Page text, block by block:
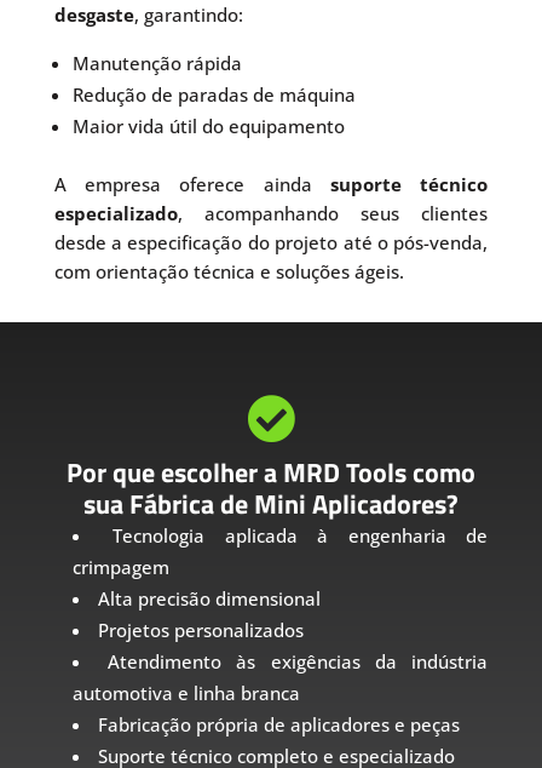
desgaste, garantindo:
Manutenção rápida
Redução de paradas de máquina
Maior vida útil do equipamento
A empresa oferece ainda suporte técnico
especializado, acompanhando seus clientes
desde a especificação do projeto até o pós-venda,
com orientação técnica e soluções ágeis.

Por que escolher a MRD Tools como
sua Fábrica de Mini Aplicadores?
Tecnologia aplicada à engenharia de
crimpagem
Alta precisão dimensional
Projetos personalizados
Atendimento às exigências da indústria
automotiva e linha branca
Fabricação própria de aplicadores e peças
Suporte técnico completo e especializado